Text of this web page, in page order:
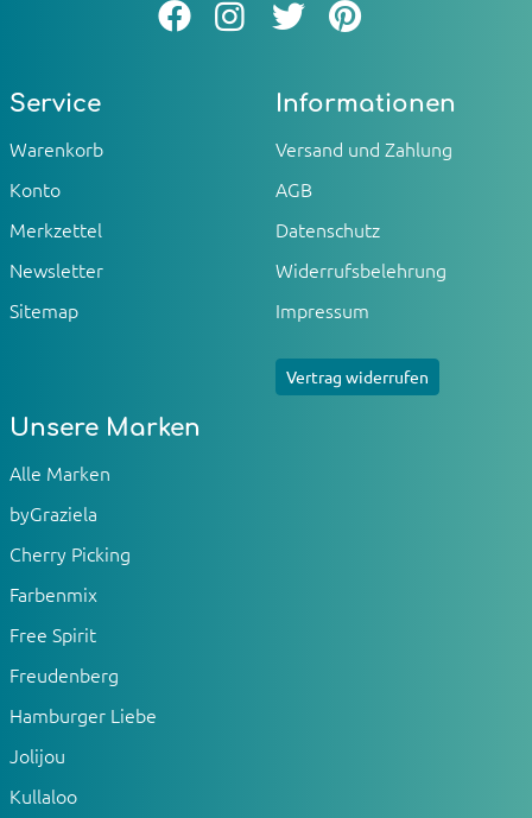
Service
Warenkorb
Konto
Merkzettel
Newsletter
Sitemap
Informationen
Versand und Zahlung
AGB
Datenschutz
Widerrufsbelehrung
Impressum
Vertrag widerrufen
Unsere Marken
Alle Marken
byGraziela
Cherry Picking
Farbenmix
Free Spirit
Freudenberg
Hamburger Liebe
Jolijou
Kullaloo